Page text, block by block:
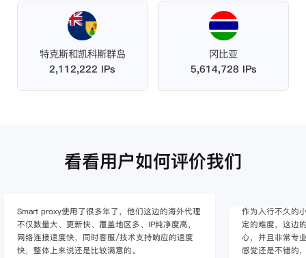
特克斯和凯科斯群岛
2,112,222 IPs
冈比亚
5,614,728 IPs
看看用户如何评价我们
作为入行不久的小白，上手使用Smart proxy会有一
定的难度，这边的客服人员/技术支持人员非常有耐
心，并且非常专业，很快就上手了，使用体验整体
感觉还是不错的，非常推荐身边的同行使用。
作为一家跨境电
上面经营着多个
着强烈的需求，
商，不是断网就